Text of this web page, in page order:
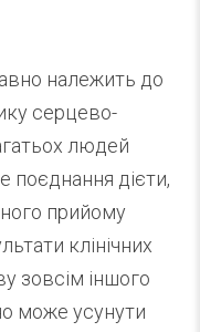
належить до
серцево-
людей
поєднання дієти,
прийому
клінічних
зовсім іншого
може усунути